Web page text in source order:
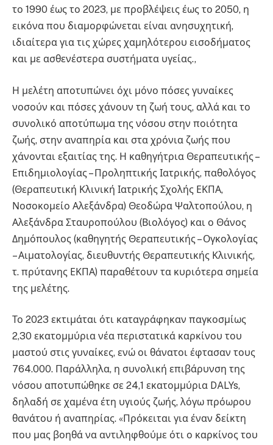
το 1990 έως το 2023, με προβλέψεις έως το 2050, η
εικόνα που διαμορφώνεται είναι ανησυχητική,
ιδιαίτερα για τις χώρες χαμηλότερου εισοδήματος
και με ασθενέστερα συστήματα υγείας.,
Η μελέτη αποτυπώνει όχι μόνο πόσες γυναίκες
νοσούν και πόσες χάνουν τη ζωή τους, αλλά και το
συνολικό αποτύπωμα της νόσου στην ποιότητα
ζωής, στην αναπηρία και στα χρόνια ζωής που
χάνονται εξαιτίας της. Η καθηγήτρια Θεραπευτικής –
Επιδημιολογίας – Προληπτικής Ιατρικής, παθολόγος
(Θεραπευτική Κλινική Ιατρικής Σχολής ΕΚΠΑ,
Νοσοκομείο Αλεξάνδρα) Θεοδώρα Ψαλτοπούλου, η
Αλεξάνδρα Σταυροπούλου (Βιολόγος) και ο Θάνος
Δημόπουλος (καθηγητής Θεραπευτικής – Ογκολογίας
– Αιματολογίας, διευθυντής Θεραπευτικής Κλινικής,
τ. πρύτανης ΕΚΠΑ) παραθέτουν τα κυριότερα σημεία
της μελέτης.
Το 2023 εκτιμάται ότι καταγράφηκαν παγκοσμίως
2,30 εκατομμύρια νέα περιστατικά καρκίνου του
μαστού στις γυναίκες, ενώ οι θάνατοι έφτασαν τους
764.000. Παράλληλα, η συνολική επιβάρυνση της
νόσου αποτυπώθηκε σε 24,1 εκατομμύρια DALYs,
δηλαδή σε χαμένα έτη υγιούς ζωής, λόγω πρόωρου
θανάτου ή αναπηρίας. «Πρόκειται για έναν δείκτη
που μας βοηθά να αντιληφθούμε ότι ο καρκίνος του